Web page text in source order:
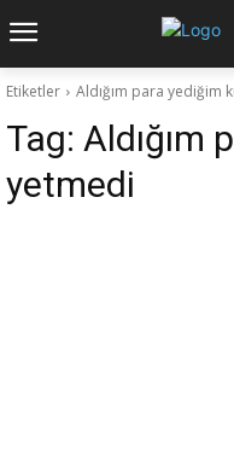
Etiketler Aldığım para yediğim
Tag: Aldığım
yetmedi